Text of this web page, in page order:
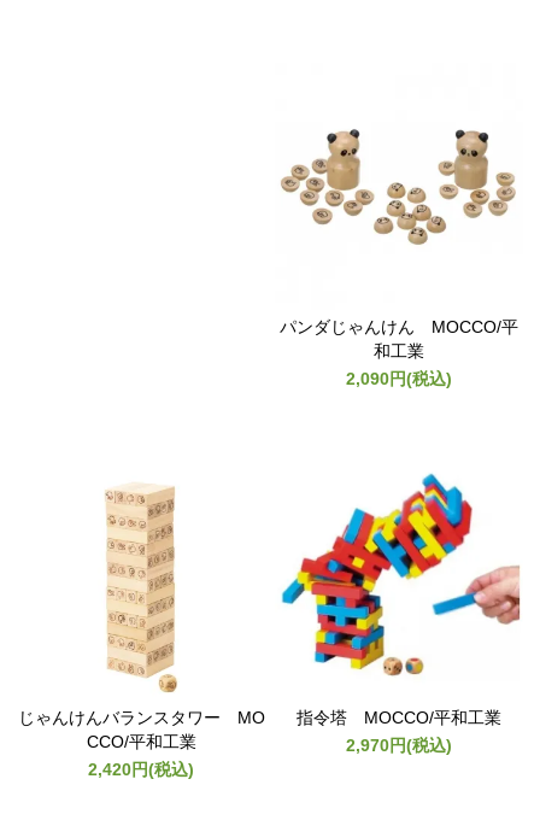
パンダじゃんけん MOCCO/平
和工業
2,090円(税込)
じゃんけんバランスタワー MO
CCO/平和工業
2,420円(税込)
指令塔 MOCCO/平和工業
2,970円(税込)